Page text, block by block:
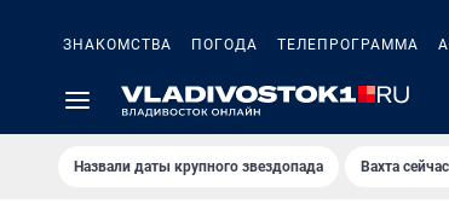
ЗНАКОМСТВА ПОГОДА ТЕЛЕПРОГРАММА
Назвали даты крупного звездопада Вахта